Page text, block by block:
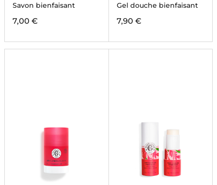
Savon bienfaisant
7,00 €
Gel douche bienfaisant
7,90 €